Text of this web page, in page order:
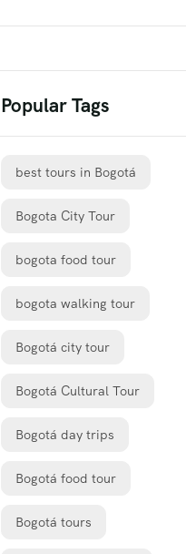
Popular Tags
best tours in Bogotá
Bogota City Tour
bogota food tour
bogota walking tour
Bogotá city tour
Bogotá Cultural Tour
Bogotá day trips
Bogotá food tour
Bogotá tours